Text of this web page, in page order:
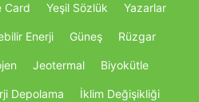
Card Yeşil Sözlük Yazarlar
Enerji Güneş Rüzgar
Jeotermal Biyokütle
Depolama İklim Değişikliği